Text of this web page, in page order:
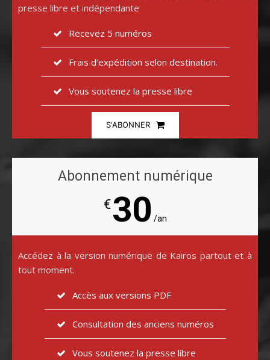
presse libre et indépendante
Recevez 5 numéros
Frais d’expédition selon destination.
Vous soutenez la presse libre
S'ABONNER
Abonnement numérique
€30 /an
Accédez à la version numérique de Kairos partout et à
tout moment.
Accès aux versions PDF
Consultation des anciens numéros
Vous soutenez la presse libre